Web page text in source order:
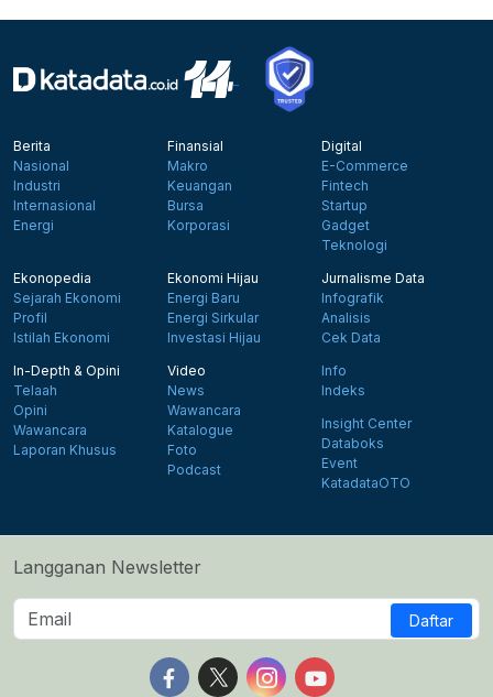
Berita
Nasional
Industri
Internasional
Energi
Finansial
Makro
Keuangan
Bursa
Korporasi
Digital
E-Commerce
Fintech
Startup
Gadget
Teknologi
Ekonopedia
Sejarah Ekonomi
Profil
Istilah Ekonomi
Ekonomi Hijau
Energi Baru
Energi Sirkular
Investasi Hijau
Jurnalisme Data
Infografik
Analisis
Cek Data
In-Depth & Opini
Telaah
Opini
Wawancara
Laporan Khusus
Video
News
Wawancara
Katalogue
Foto
Podcast
Info
Indeks
Insight Center
Databoks
Event
KatadataOTO
Langganan Newsletter
Daftar
Follow us on Facebook
Follow us on X
Follow us on Instagram
Follow us on